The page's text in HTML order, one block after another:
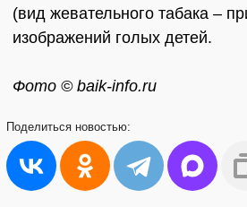
(вид жевательного табака –
изображений голых детей.
Фото © baik-info.ru
Поделиться новостью: